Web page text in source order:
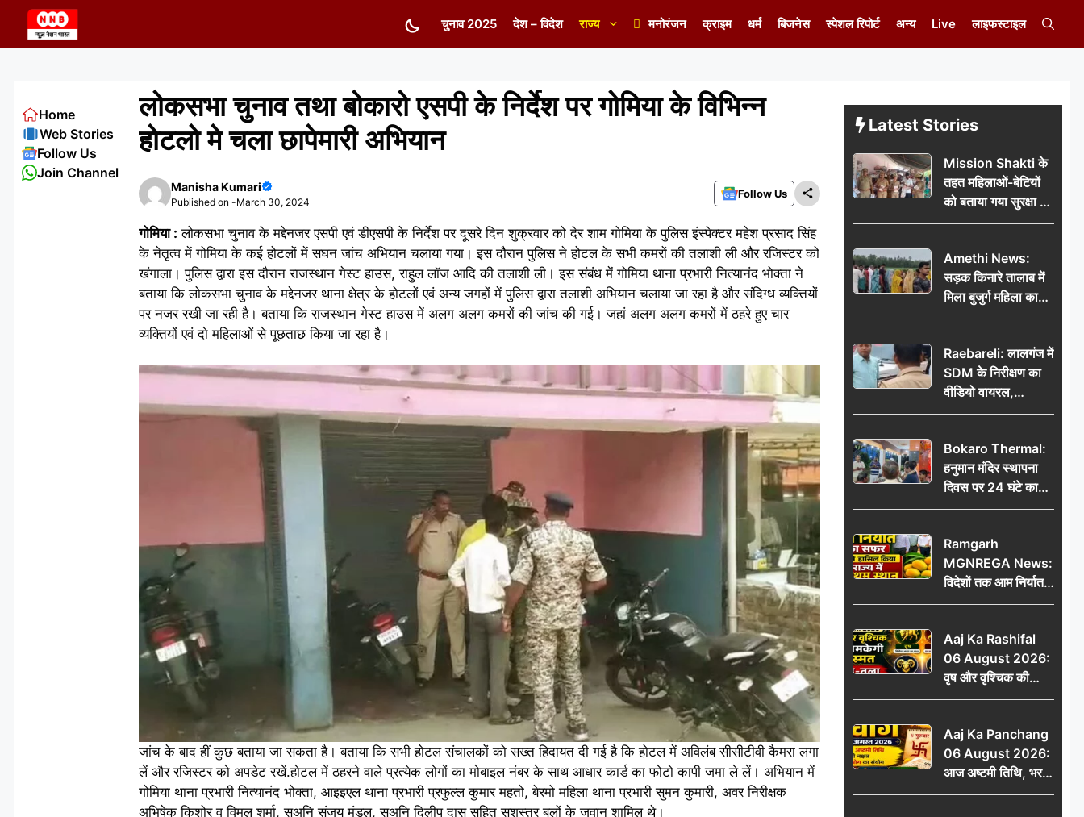
content
चुनाव 2025 देश – विदेश राज्य मनोरंजन क्राइम धर्म बिजनेस स्पेशल रिपोर्ट अन्य Live लाइफस्टाइल
लोकसभा चुनाव तथा बोकारो एसपी के निर्देश पर गोमिया के विभिन्न
होटलो मे चला छापेमारी अभियान
Manisha Kumari
Published on -March 30, 2024
Follow Us
गोमिया : लोकसभा चुनाव के मद्देनजर एसपी एवं डीएसपी के निर्देश पर दूसरे दिन शुक्रवार को देर शाम गोमिया के पुलिस इंस्पेक्टर महेश प्रसाद सिंह
के नेतृत्व में गोमिया के कई होटलों में सघन जांच अभियान चलाया गया। इस दौरान पुलिस ने होटल के सभी कमरों की तलाशी ली और रजिस्टर को
खंगाला। पुलिस द्वारा इस दौरान राजस्थान गेस्ट हाउस, राहुल लॉज आदि की तलाशी ली। इस संबंध में गोमिया थाना प्रभारी नित्यानंद भोक्ता ने
बताया कि लोकसभा चुनाव के मद्देनजर थाना क्षेत्र के होटलों एवं अन्य जगहों में पुलिस द्वारा तलाशी अभियान चलाया जा रहा है और संदिग्ध व्यक्तियों
पर नजर रखी जा रही है। बताया कि राजस्थान गेस्ट हाउस में अलग अलग कमरों की जांच की गई। जहां अलग अलग कमरों में ठहरे हुए चार
व्यक्तियों एवं दो महिलाओं से पूछताछ किया जा रहा है।
जांच के बाद हीं कुछ बताया जा सकता है। बताया कि सभी होटल संचालकों को सख्त हिदायत दी गई है कि होटल में अविलंब सीसीटीवी कैमरा लगा
लें और रजिस्टर को अपडेट रखें.होटल में ठहरने वाले प्रत्येक लोगों का मोबाइल नंबर के साथ आधार कार्ड का फोटो कापी जमा ले लें। अभियान में
गोमिया थाना प्रभारी नित्यानंद भोक्ता, आइइएल थाना प्रभारी प्रफुल्ल कुमार महतो, बेरमो महिला थाना प्रभारी सुमन कुमारी, अवर निरीक्षक
अभिषेक किशोर व विमल शर्मा, सअनि संजय मंडल, सअनि दिलीप दास सहित सशस्त्र बलों के जवान शामिल थे।
Home
Web Stories
Follow Us
Join Channel
Latest Stories
Mission Shakti के
तहत महिलाओं-बेटियों
को बताया गया सुरक्षा के
अधिकार
Amethi News:
सड़क किनारे तालाब में
मिला बुजुर्ग महिला का
शव, संदिग्ध परिस्थितियों
Raebareli: लालगंज में
SDM के निरीक्षण का
वीडियो वायरल,
प्रशासनिक सक्रियता
कवायद?
Bokaro Thermal:
हनुमान मंदिर स्थापना
दिवस पर 24 घंटे का
अखंड हरि कीर्तन,
थर्मल
Ramgarh
MGNREGA News:
विदेशों तक आम निर्यात
का सफर, जिले ने
प्रथम स्थान
Aaj Ka Rashifal
06 August 2026:
वृष और वृश्चिक की
चमकेगी किस्मत, मेष-
Aaj Ka Panchang
06 August 2026:
आज अष्टमी तिथि, भरणी
नक्षत्र और गंड योग का